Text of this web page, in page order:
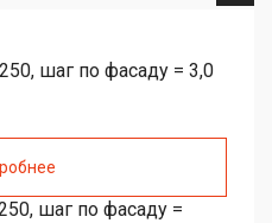
шаг по фасаду =